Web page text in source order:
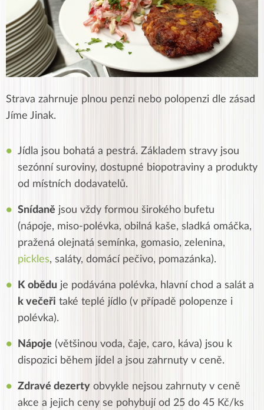
Strava zahrnuje plnou penzi nebo polopenzi dle zásad
Jíme Jinak.
Jídla jsou bohatá a pestrá. Základem stravy jsou
sezónní suroviny, dostupné biopotraviny a produkty
od místních dodavatelů.
Snídaně jsou vždy formou širokého bufetu
(nápoje, miso-polévka, obilná kaše, sladká omáčka,
pražená olejnatá semínka, gomasio, zelenina,
pickles, saláty, domácí pečivo, pomazánka).
K obědu je podávána polévka, hlavní chod a salát a
k večeři také teplé jídlo (v případě polopenze i
polévka).
Nápoje (většinou voda, čaje, caro, káva) jsou k
dispozici během jídel a jsou zahrnuty v ceně.
Zdravé dezerty obvykle nejsou zahrnuty v ceně
akce a jejich ceny se pohybují od 25 do 45 Kč/ks